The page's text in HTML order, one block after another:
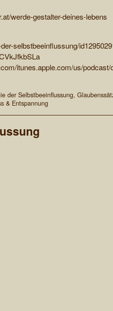
werde-gestalter-deines-lebens
selbstbeeinflussung/
itunes.apple.com/us/podcast/
der Selbstbeeinflussung,
& Entspannung